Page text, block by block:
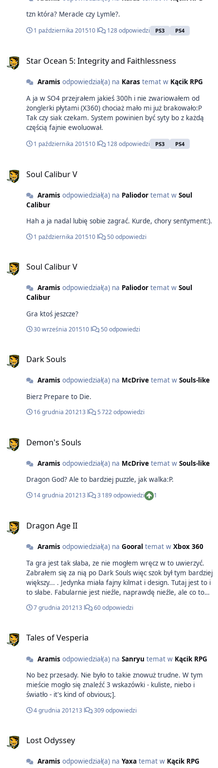
tzn która? Meracle czy Lymle?.
1 października 201510 l 128 odpowiedzi PS3 PS4
Star Ocean 5: Integrity and Faithlessness
Aramisodpowiedział(a) na Karastemat w Kącik RPG
A ja w SO4 przejrałem jakieś 300h i nie zwariowałem od
żonglerki płytami (X360) chociaż mało mi już brakowało:P
Tak czy siak czekam. System powinien być syty bo z każdą
częścią fajnie ewoluował.
1 października 201510 l 128 odpowiedzi PS3 PS4
Soul Calibur V
Aramisodpowiedział(a) na Paliodortemat w Soul
Calibur
Hah a ja nadal lubię sobie zagrać. Kurde, chory sentyment:).
1 października 201510 l 50 odpowiedzi
Soul Calibur V
Aramisodpowiedział(a) na Paliodortemat w Soul
Calibur
Gra ktoś jeszcze?
30 września 201510 l 50 odpowiedzi
Dark Souls
Aramisodpowiedział(a) na McDrivetemat w Souls-like
Bierz Prepare to Die.
16 grudnia 201213 l 5 722 odpowiedzi
Demon's Souls
Aramisodpowiedział(a) na McDrivetemat w Souls-like
Dragon God? Ale to bardziej puzzle, jak walka:P.
14 grudnia 201213 l 3 189 odpowiedzi 1
Dragon Age II
Aramisodpowiedział(a) na Gooral temat w Xbox 360
Ta gra jest tak słaba, ze nie mogłem wręcz w to uwierzyć.
Zabrałem się za nią po Dark Souls więc szok był tym bardziej
większy... . Jedynka miała fajny kilmat i design. Tutaj jest to i
to słabe. Fabularnie jest nieźle, naprawdę nieźle, ale co to
nieopodal. Bardzo duże nadzieje pokładałem w Głębokich
jaskinia na całą grę? Come on. Jedyne co jest fajne to voice
których mamy w drużynie to kozaki - każdy charakter jest
wyrazisty i inny. Słodka, ale pałająca się magia krwi Merril,
uwodzicielska piratka Izabella, pałający rządzą zemsty i
bezwzględny dla prześladowców Fenris, Anders ze swoimi
psychopatycznym alter-ego, twarda Avelina i mistrzowski
Varric (bez kitu - z Hawke'm tworzy niezapomniany duet).
fajne (naprawdę fajne) uniwersum.
7 grudnia 201213 l 60 odpowiedzi
Tales of Vesperia
Aramisodpowiedział(a) na Sanryu temat w Kącik RPG
No bez przesady. Nie było to takie znowuż trudne. W tym
mieście mogło się znaleźć 3 wskazówki - kuliste, niebo i
światło - it's kind of obvious;].
4 grudnia 201213 l 309 odpowiedzi
Lost Odyssey
Aramisodpowiedział(a) na Yaxatemat w Kącik RPG